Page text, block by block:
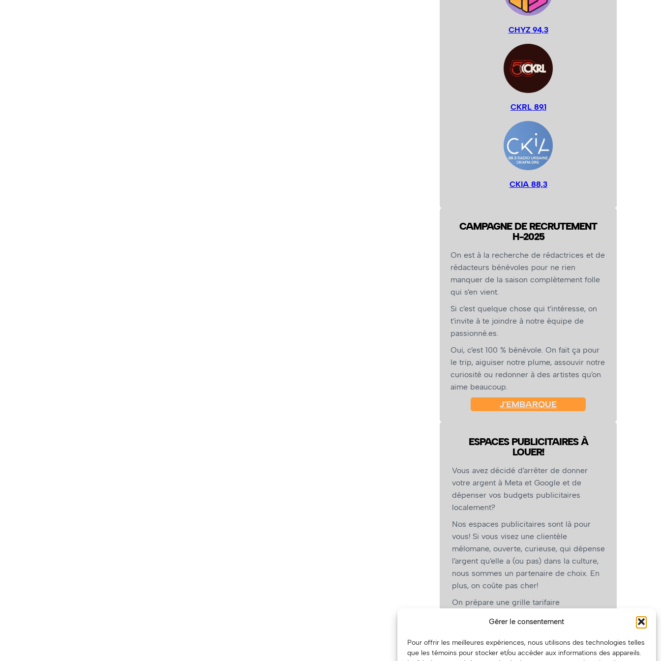
Gérer le consentement
Pour offrir les meilleures expériences, nous utilisons des technologies telles
que les témoins pour stocker et/ou accéder aux informations des appareils.
CHYZ 94,3
CKRL 89,1
CKIA 88,3
CAMPAGNE DE RECRUTEMENT
H-2025
On est à la recherche de rédactrices et de
rédacteurs bénévoles pour ne rien
manquer de la saison complètement folle
qui s’en vient.
Si c’est quelque chose qui t’intéresse, on
t’invite à te joindre à notre équipe de
passionné.es.
Oui, c’est 100 % bénévole. On fait ça pour
le trip, aiguiser notre plume, assouvir notre
curiosité ou redonner à des artistes qu’on
aime beaucoup.
J’EMBARQUE
ESPACES PUBLICITAIRES À
LOUER!
Vous avez décidé d’arrêter de donner
votre argent à Meta et Google et de
dépenser vos budgets publicitaires
localement?
Nos espaces publicitaires sont là pour
vous! Si vous visez une clientèle
mélomane, ouverte, curieuse, qui dépense
l’argent qu’elle a (ou pas) dans la culture,
nous sommes un partenaire de choix. En
plus, on coûte pas cher!
On prépare une grille tarifaire
vous, les artistes!)